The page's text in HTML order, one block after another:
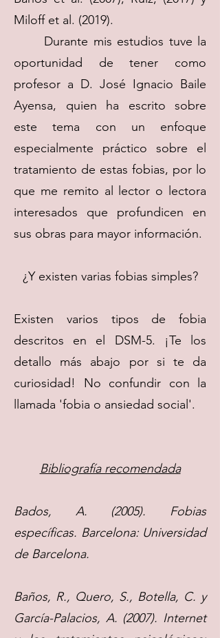
Miloff et al. (2019).
Durante mis estudios tuve la
oportunidad de tener como
profesor a D. José Ignacio Baile
Ayensa, quien ha escrito sobre
este tema con un enfoque
especialmente práctico sobre el
tratamiento de estas fobias, por lo
que me remito al lector o lectora
interesados que profundicen en
sus obras para mayor información.
¿Y existen varias fobias simples?
Existen varios tipos de fobia
descritos en el DSM-5. ¡Te los
detallo más abajo por si te da
curiosidad! No confundir con la
llamada 'fobia o ansiedad social'.
Bibliografía recomendada
Bados, A. (2005). Fobias
específicas. Barcelona: Universidad
de Barcelona.
Baños, R., Quero, S., Botella, C. y
García-Palacios, A. (2007). Internet